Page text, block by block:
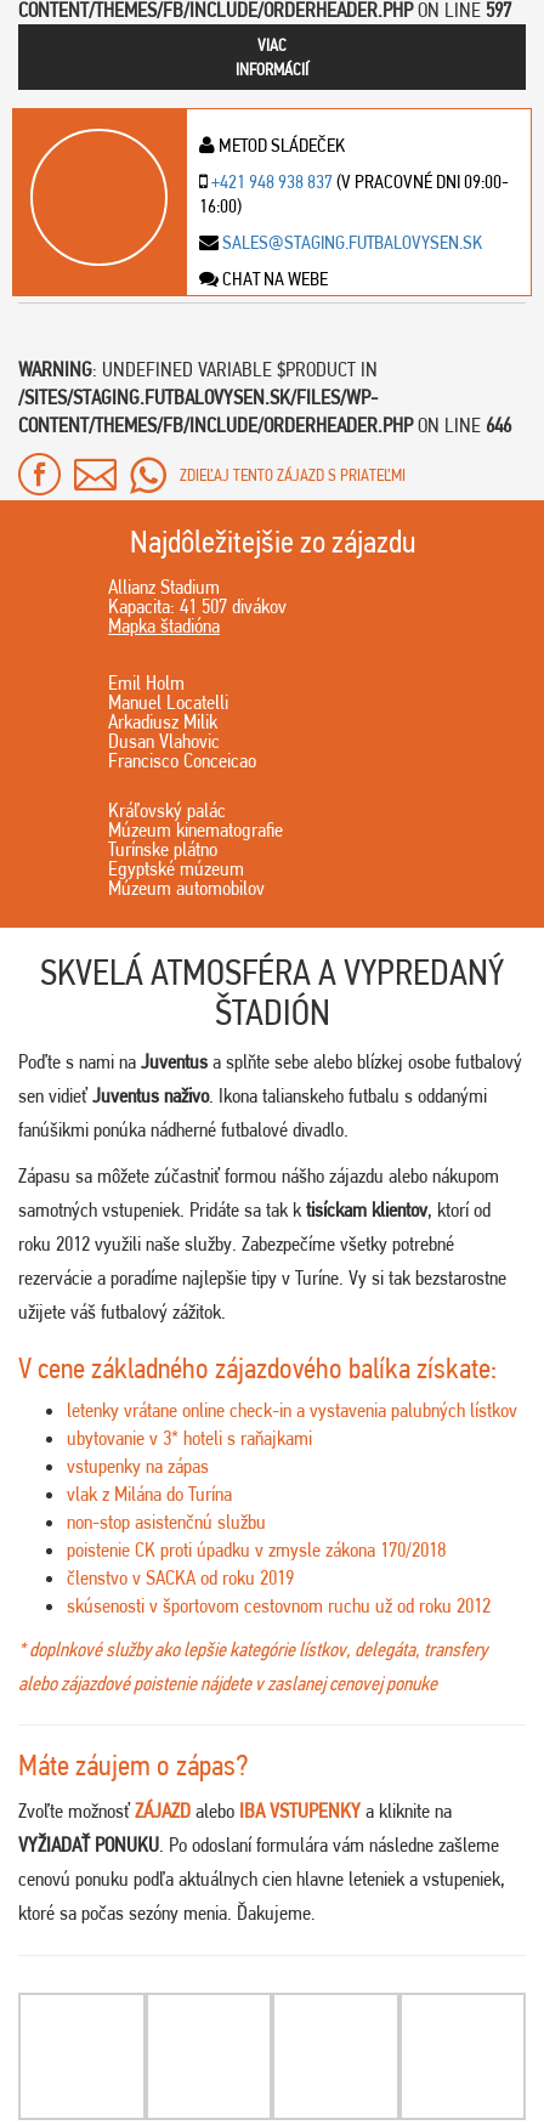
CONTENT/THEMES/FB/INCLUDE/ORDERHEADER.PHPON LINE 597
VIAC
INFORMÁCIÍ
METOD SLÁDEČEK
+421 948 938 837(V PRACOVNÉ DNI 09:00-
16:00)
SALES@STAGING.FUTBALOVYSEN.SK
CHAT NA WEBE
WARNING: UNDEFINED VARIABLE $PRODUCT IN
/SITES/STAGING.FUTBALOVYSEN.SK/FILES/WP-
CONTENT/THEMES/FB/INCLUDE/ORDERHEADER.PHPON LINE 646
ZDIEĽAJ TENTO ZÁJAZD S PRIATEĽMI
Najdôležitejšie zo zájazdu
Allianz Stadium
Kapacita: 41 507 divákov
Mapka štadióna
Emil Holm
Manuel Locatelli
Arkadiusz Milik
Dusan Vlahovic
Francisco Conceicao
Kráľovský palác
Múzeum kinematografie
Turínske plátno
Egyptské múzeum
Múzeum automobilov
SKVELÁ ATMOSFÉRA A VYPREDANÝ
ŠTADIÓN
Poďte s nami na Juventus a splňte sebe alebo blízkej osobe futbalový
sen vidieťJuventus naživo. Ikona talianskeho futbalu s oddanými
fanúšikmi ponúka nádherné futbalové divadlo.
Zápasu sa môžete zúčastniť formou nášho zájazdu alebo nákupom
samotných vstupeniek. Pridáte sa tak ktisíckam klientov, ktorí od
roku 2012 využili naše služby. Zabezpečíme všetky potrebné
rezervácie a poradíme najlepšie tipy v Turíne. Vy si tak bezstarostne
užijete váš futbalový zážitok.
V cene základného zájazdového balíka získate:
letenky vrátane online check-in a vystavenia palubných lístkov
ubytovanie v 3* hoteli s raňajkami
vstupenky na zápas
vlak z Milána do Turína
non-stop asistenčnú službu
poistenie CK proti úpadku v zmysle zákona 170/2018
členstvo v SACKA od roku 2019
skúsenosti v športovom cestovnom ruchu už od roku 2012
* doplnkové služby ako lepšie kategórie lístkov, delegáta, transfery
alebo zájazdové poistenie nájdete v zaslanej cenovej ponuke
Máte záujem o zápas?
Zvoľte možnosťZÁJAZD alebo IBA VSTUPENKY a kliknite na
VYŽIADAŤ PONUKU. Po odoslaní formulára vám následne zašleme
cenovú ponuku podľa aktuálnych cien hlavne leteniek a vstupeniek,
ktoré sa počas sezóny menia. Ďakujeme.